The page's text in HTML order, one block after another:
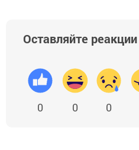
Оставляйте реакции
0 0 0